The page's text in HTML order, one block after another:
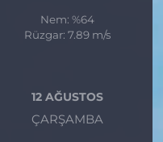
Nem: %64
Rüzgar: 7.89 m/s
12 AĞUSTOS
ÇARŞAMBA